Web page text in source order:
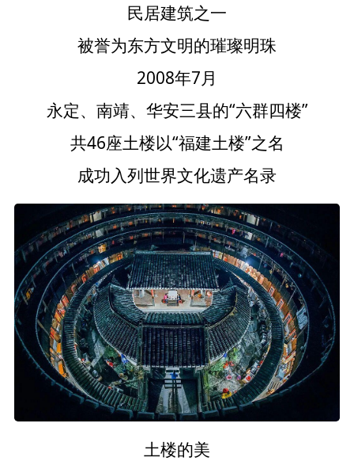
民居建筑之一
被誉为东方文明的璀璨明珠
2008年7月
永定、南靖、华安三县的“六群四楼”
共46座土楼以“福建土楼”之名
成功入列世界文化遗产名录
土楼的美